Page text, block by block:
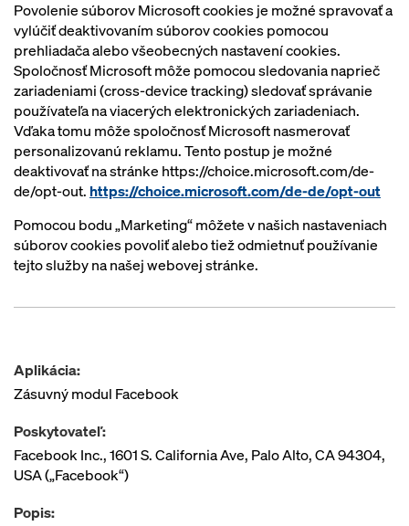
Povolenie súborov Microsoft cookies je možné spravovať a
vylúčiť deaktivovaním súborov cookies pomocou
prehliadača alebo všeobecných nastavení cookies.
Spoločnosť Microsoft môže pomocou sledovania naprieč
zariadeniami (cross-device tracking) sledovať správanie
používateľa na viacerých elektronických zariadeniach.
Vďaka tomu môže spoločnosť Microsoft nasmerovať
personalizovanú reklamu. Tento postup je možné
deaktivovať na stránke https://choice.microsoft.com/de-
de/opt-out. https://choice.microsoft.com/de-de/opt-out
Pomocou bodu „Marketing“ môžete v našich nastaveniach
súborov cookies povoliť alebo tiež odmietnuť používanie
tejto služby na našej webovej stránke.
Aplikácia:
Zásuvný modul Facebook
Poskytovateľ:
Facebook Inc., 1601 S. California Ave, Palo Alto, CA 94304,
USA („Facebook“)
Popis: